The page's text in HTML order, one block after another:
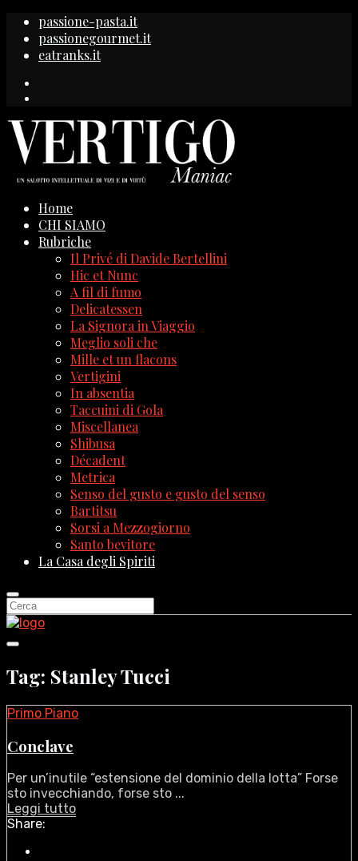
passione-pasta.it
passionegourmet.it
eatranks.it
Home
CHI SIAMO
Rubriche
Il Privé di Davide Bertellini
Hic et Nunc
A fil di fumo
Delicatessen
La Signora in Viaggio
Meglio soli che
Mille et un flacons
Vertigini
In absentia
Taccuini di Gola
Miscellanea
Shibusa
Décadent
Metrica
Senso del gusto e gusto del senso
Bartitsu
Sorsi a Mezzogiorno
Santo bevitore
La Casa degli Spiriti
Tag: Stanley Tucci
Primo Piano
Conclave
Per un’inutile “estensione del dominio della lotta” Forse
sto invecchiando, forse sto ...
Leggi tutto
Share: